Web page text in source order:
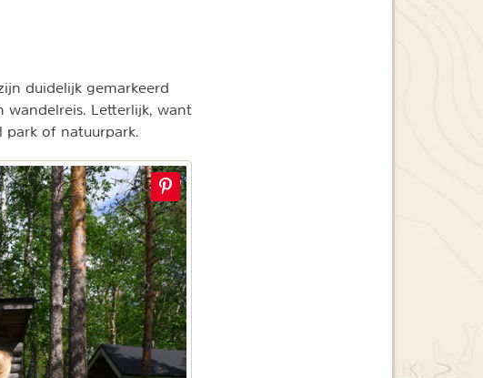
duidelijk gemarkeerd
wandelreis. Letterlijk, want
park of natuurpark.